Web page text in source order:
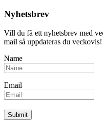
Nyhetsbrev
Vill du få ett nyhetsbrev med
mail så uppdateras du veckovis!
Name
Email